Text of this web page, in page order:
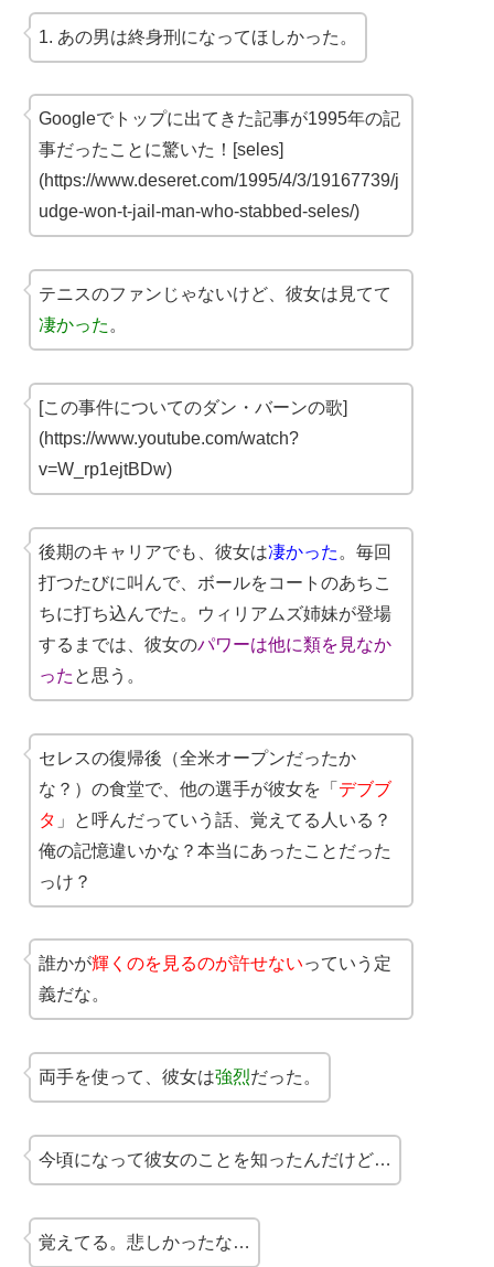
1. あの男は終身刑になってほしかった。
Googleでトップに出てきた記事が1995年の記
事だったことに驚いた！[seles]
(https://www.deseret.com/1995/4/3/19167739/j
udge-won-t-jail-man-who-stabbed-seles/)
テニスのファンじゃないけど、彼女は見てて
凄かった 。
[この事件についてのダン・バーンの歌]
(https://www.youtube.com/watch?
v=W_rp1ejtBDw)
後期のキャリアでも、彼女は凄かった 。毎回
打つたびに叫んで、ボールをコートのあちこ
ちに打ち込んでた。ウィリアムズ姉妹が登場
するまでは、彼女のパワーは他に類を見なか
った と思う。
セレスの復帰後（全米オープンだったか
な？）の食堂で、他の選手が彼女を「 デブブ
タ 」と呼んだっていう話、覚えてる人いる？
俺の記憶違いかな？本当にあったことだった
っけ？
誰かが輝くのを見るのが許せないっていう定
義だな。
両手を使って、彼女は強烈だった。
今頃になって彼女のことを知ったんだけど…
覚えてる。悲しかったな…